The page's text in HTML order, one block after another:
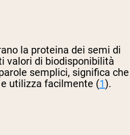
la proteina dei semi di
valori di biodisponibilità
semplici, significa che
utilizza facilmente (1).